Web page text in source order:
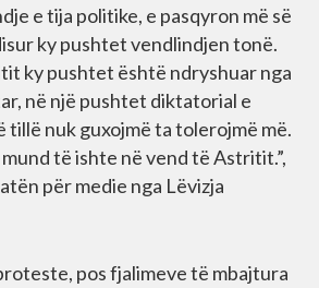
e tija politike, e pasqyron më së
ky pushtet vendlindjen tonë.
ky pushtet është ndryshuar nga
në një pushtet diktatorial e
tillë nuk guxojmë ta tolerojmë më.
të ishte në vend të Astritit.”,
për medie nga Lëvizja
pos fjalimeve të mbajtura